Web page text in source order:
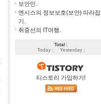
보안인.
엔시스의 정보보호(보안) 따라잡
기.
취중선의 IT여행.
Total :
Today :
Yesterday :
티스토리 가입하기!